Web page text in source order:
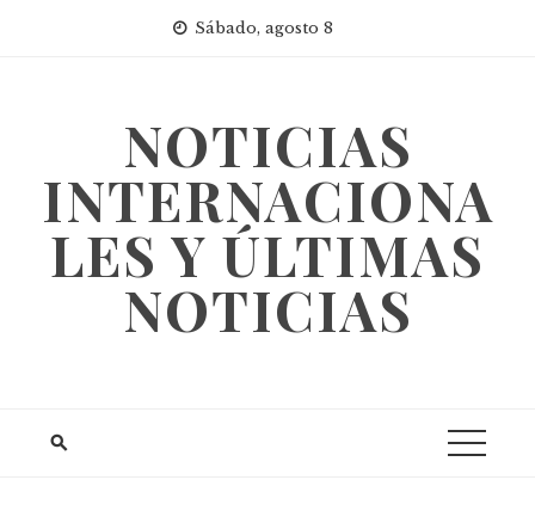
Sábado, agosto 8
NOTICIAS
INTERNACIONA
LES Y ÚLTIMAS
NOTICIAS